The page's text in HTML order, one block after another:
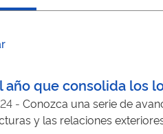
año que consolida los
- Conozca una serie de
y las relaciones